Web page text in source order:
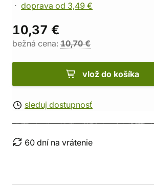
doprava od 3,49 €
10,37 €
bežná cena: 10,70 €
vlož do košíka
sleduj dostupnosť
60 dní na vrátenie